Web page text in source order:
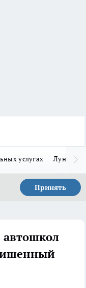
услугах Лунно-
Принять
автошкол